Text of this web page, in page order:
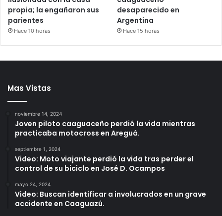
propia; la engañaron sus
parientes
Hace 10 horas
desaparecido en
Argentina
Hace 15 horas
Mas Vistas
noviembre 14, 2024
Joven piloto caaguaceño perdió la vida mientras
practicaba motocross en Areguá.
septiembre 1, 2024
Video: Moto viajante perdió la vida tras perder el
control de su biciclo en José D. Ocampos
mayo 24, 2024
Video: Buscan identificar a involucrados en un grave
accidente en Caaguazú.